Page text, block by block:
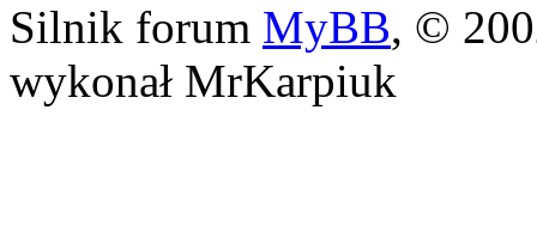
Silnik forum MyBB, ©
wykonał MrKarpiuk